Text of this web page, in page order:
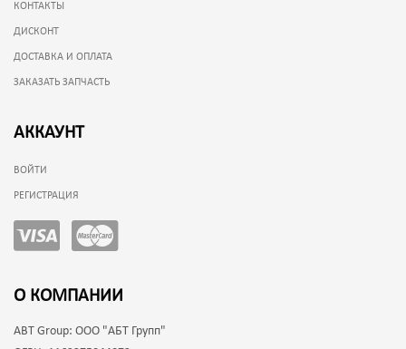
КОНТАКТЫ
ДИСКОНТ
ДОСТАВКА И ОПЛАТА
ЗАКАЗАТЬ ЗАПЧАСТЬ
АККАУНТ
ВОЙТИ
РЕГИСТРАЦИЯ
О КОМПАНИИ
ABT Group: ООО "АБТ Групп"